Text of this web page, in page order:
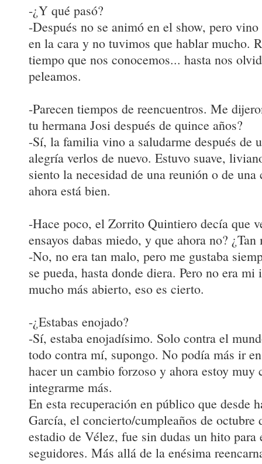
-¿Y qué pasó?
-Después no se animó en el show, pero
en la cara y no tuvimos que hablar mucho.
tiempo que nos conocemos... hasta nos
peleamos.
-Parecen tiempos de reencuentros. Me
tu hermana Josi después de quince años?
-Sí, la familia vino a saludarme después de
alegría verlos de nuevo. Estuvo suave,
siento la necesidad de una reunión o de
ahora está bien.
-Hace poco, el Zorrito Quintiero decía que
ensayos dabas miedo, y que ahora no? ¿Tan
-No, no era tan malo, pero me gustaba
se pueda, hasta donde diera. Pero no era
mucho más abierto, eso es cierto.
-¿Estabas enojado?
-Sí, estaba enojadísimo. Solo contra el
todo contra mí, supongo. No podía más ir
hacer un cambio forzoso y ahora estoy muy
integrarme más.
En esta recuperación en público que desde
García, el concierto/cumpleaños de octubre
estadio de Vélez, fue sin dudas un hito para
seguidores. Más allá de la enésima